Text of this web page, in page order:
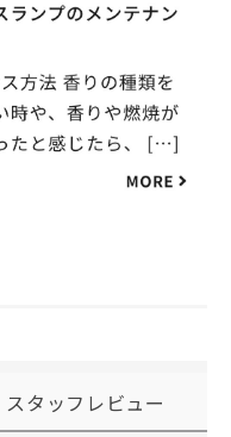
スタッフレビュー